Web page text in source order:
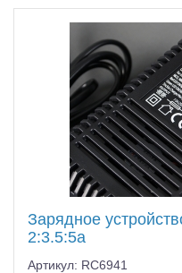
Зарядное
2:3.5:5a
Артикул: RC6941